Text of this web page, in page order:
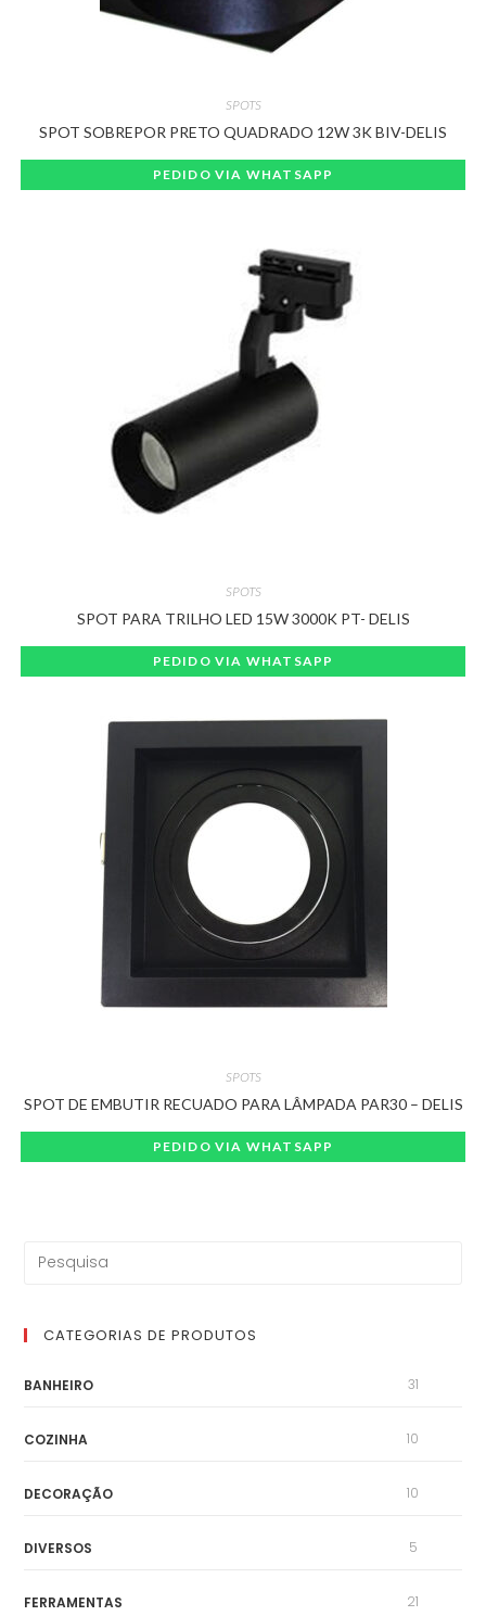
SPOTS
SPOT SOBREPOR PRETO QUADRADO 12W 3K BIV-DELIS
PEDIDO VIA WHATSAPP
SPOTS
SPOT PARA TRILHO LED 15W 3000K PT- DELIS
PEDIDO VIA WHATSAPP
SPOTS
SPOT DE EMBUTIR RECUADO PARA LÂMPADA PAR30 – DELIS
PEDIDO VIA WHATSAPP
CATEGORIAS DE PRODUTOS
BANHEIRO 31
COZINHA 10
DECORAÇÃO 10
DIVERSOS 5
FERRAMENTAS 21